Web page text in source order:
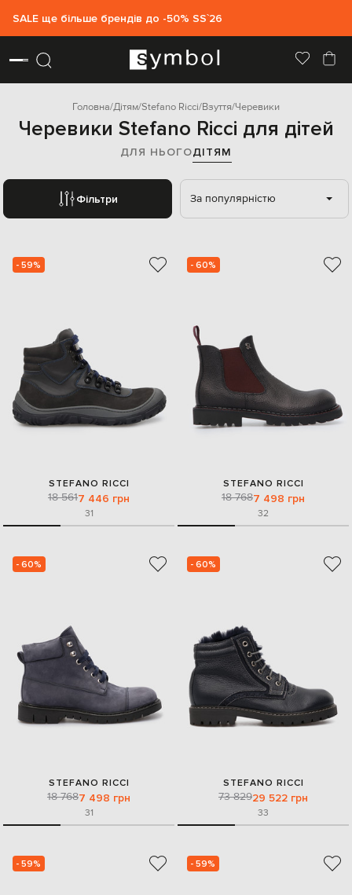
SALE ще більше брендів до -50% SS`26
Головна Дітям Stefano Ricci Взуття Черевики
Черевики Stefano Ricci для дітей
ДЛЯ НЬОГОДІТЯМ
Фільтри За популярністю
- 59%
STEFANO RICCI
18 5617 446 грн
31
- 60%
STEFANO RICCI
18 7687 498 грн
32
- 60%
STEFANO RICCI
18 7687 498 грн
31
- 60%
STEFANO RICCI
73 82929 522 грн
33
- 59% - 59%